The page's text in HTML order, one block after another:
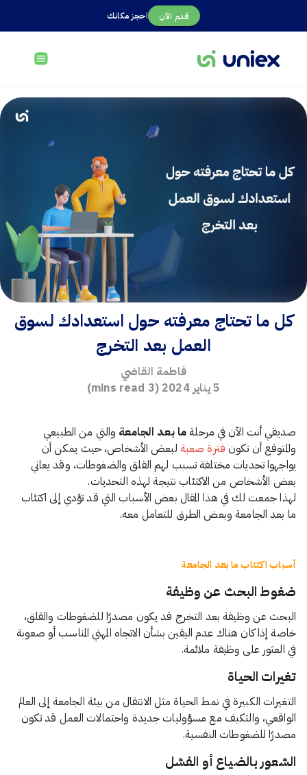
احجز مكانك قدم الآن
كل ما تحتاج معرفته حول استعدادك لسوق
العمل بعد التخرج
فاطمة القاضي
5 يناير 2024
(
3
صديقي أنت الآن في مرحلة ما بعد الجامعة والتي من الطبيعي
والمتوقع أن تكون فترة صعبة لبعض الأشخاص، حيث يمكن أن
يواجهوا تحديات مختلفة تسبب لهم القلق والضغوطات، وقد يعاني
بعض الأشخاص من الاكتئاب نتيجة لهذه التحديات.
لهذا جمعت لك في هذا المقال بعض الأسباب التي قد تؤدي إلى اكتئاب
ما بعد الجامعة وبعض الطرق للتعامل معه.
أسباب اكتئاب ما بعد الجامعة
ضغوط البحث عن وظيفة
البحث عن وظيفة بعد التخرج قد يكون مصدرًا للضغوطات والقلق،
خاصة إذا كان هناك عدم اليقين بشأن الاتجاه المهني المناسب أو صعوبة
في العثور على وظيفة ملائمة.
تغيرات الحياة
التغيرات الكبيرة في نمط الحياة مثل الانتقال من بيئة الجامعة إلى العالم
الواقعي، والتكيف مع مسؤوليات جديدة واحتمالات العمل قد تكون
مصدرًا للضغوطات النفسية.
الشعور بالضياع أو الفشل